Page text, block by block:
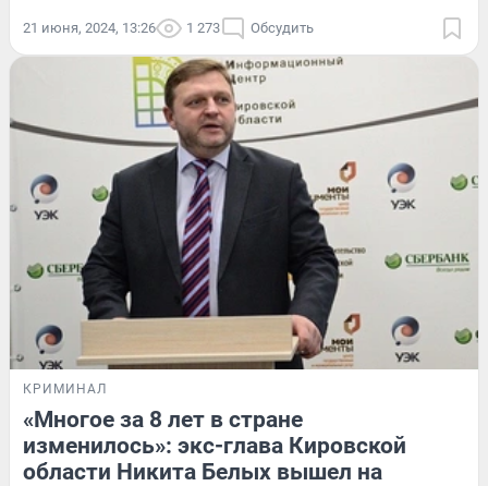
21 июня, 2024, 13:26 1 273 Обсудить
КРИМИНАЛ
«Многое за 8 лет в стране
изменилось»: экс-глава Кировской
области Никита Белых вышел на